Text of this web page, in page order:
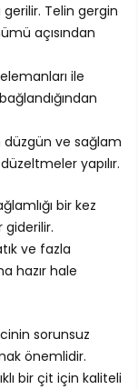
Telin gergin
açısından
ile
düzgün ve sağlam
yapılır.
bir kez
giderilir.
ve fazla
hazır hale
sorunsuz
önemlidir.
bir çit için kaliteli